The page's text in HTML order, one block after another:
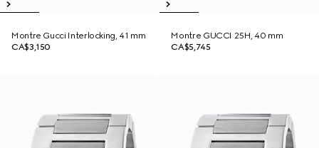
Montre Gucci Interlocking, 41 mm
CA$3,150
Montre GUCCI 25H, 40 mm
CA$5,745